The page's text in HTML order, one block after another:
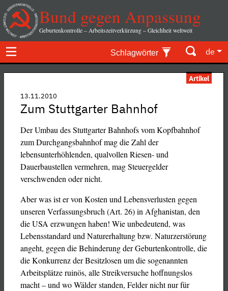
Bund gegen Anpassung
Geburtenkontrolle – Arbeitszeitverkürzung – Gleichheit weltweit
Schlagwörter de
Artikel
13.11.2010
Zum Stuttgarter Bahnhof
Der Umbau des Stuttgarter Bahnhofs vom Kopfbahnhof
zum Durchgangsbahnhof mag die Zahl der
lebensunterhöhlenden, qualvollen Riesen- und
Dauerbaustellen vermehren, mag Steuergelder
verschwenden oder nicht.
Aber was ist er von Kosten und Lebensverlusten gegen
unseren Verfassungsbruch (Art. 26) in Afghanistan, den
die USA erzwungen haben! Wie unbedeutend, was
Lebensstandard und Naturerhaltung bzw. Naturzerstörung
angeht, gegen die Behinderung der Geburtenkontrolle, die
die Konkurrenz der Besitzlosen um die sogenannten
Arbeitsplätze ruinös, alle Streikversuche hoffnungslos
macht – und wo Wälder standen, Felder nicht nur für